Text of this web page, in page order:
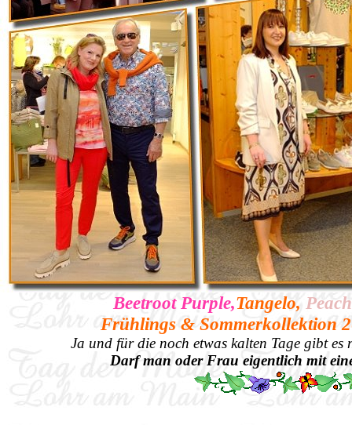
Beetroot Purple,Tangelo,
Frühlings & Sommerkollektion
Ja und für die noch etwas kalten Tage gibt
Darf man oder Frau eigentlich mit